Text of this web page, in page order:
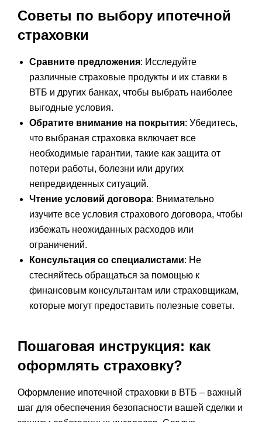
Советы по выбору ипотечной
страховки
Сравните предложения: Исследуйте
различные страховые продукты и их ставки в
ВТБ и других банках, чтобы выбрать наиболее
выгодные условия.
Обратите внимание на покрытия: Убедитесь,
что выбраная страховка включает все
необходимые гарантии, такие как защита от
потери работы, болезни или других
непредвиденных ситуаций.
Чтение условий договора: Внимательно
изучите все условия страхового договора, чтобы
избежать неожиданных расходов или
ограничений.
Консультация со специалистами: Не
стесняйтесь обращаться за помощью к
финансовым консультантам или страховщикам,
которые могут предоставить полезные советы.
Пошаговая инструкция: как
оформлять страховку?
Оформление ипотечной страховки в ВТБ – важный
шаг для обеспечения безопасности вашей сделки и